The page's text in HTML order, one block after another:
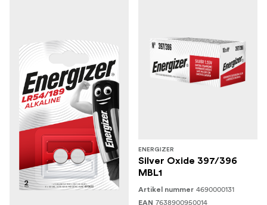
ENERGIZER
Silver Oxide 397/396
MBL1
Artikel nummer 4690000131
EAN 7638900950014